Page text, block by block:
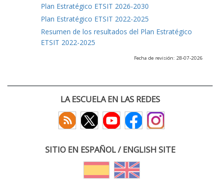
Plan Estratégico ETSIT 2026-2030
Plan Estratégico ETSIT 2022-2025
Resumen de los resultados del Plan Estratégico
ETSIT 2022-2025
Fecha de revisión: 28-07-2026
LA ESCUELA EN LAS REDES
SITIO EN ESPAÑOL / ENGLISH SITE